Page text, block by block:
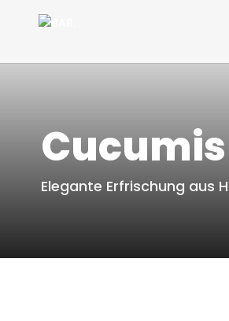
Cucumis
Elegante Erfrischung aus